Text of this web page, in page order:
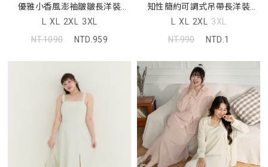
優雅小香風澎袖皺皺長洋裝
MISS
L XL 2XL 3XL
NT.1090
NTD.959
知性簡約可調式吊帶長洋裝
MISS
L XL 2XL 3XL
NT.990
NTD.1